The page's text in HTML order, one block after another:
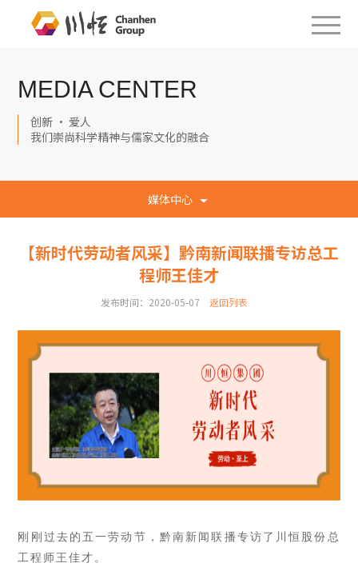
MEDIA CENTER
创新 · 爱人
我们崇尚科学精神与儒家文化的融合
媒体中心
【新时代劳动者风采】黔南新闻联播专访总工
程师王佳才
发布时间：2020-05-07 返回列表
刚刚过去的五一劳动节，黔南新闻联播专访了川恒股份总
工程师王佳才。